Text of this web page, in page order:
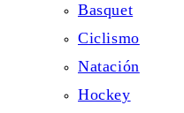
Basquet
Ciclismo
Natación
Hockey